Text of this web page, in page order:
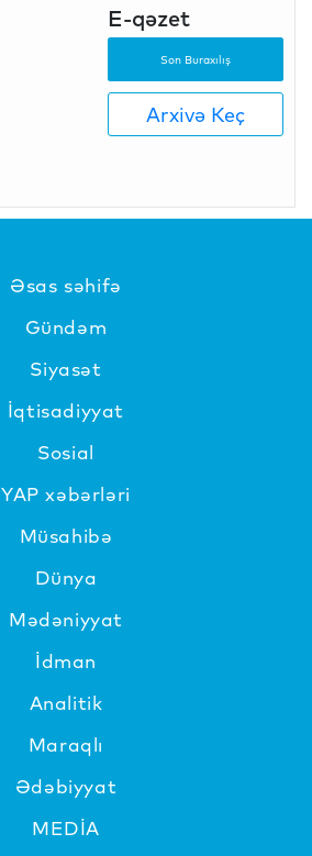
E-qəzet
Son Buraxılış
Arxivə Keç
Əsas səhifə
Gündəm
Siyasət
İqtisadiyyat
Sosial
YAP xəbərləri
Müsahibə
Dünya
Mədəniyyat
İdman
Analitik
Maraqlı
Ədəbiyyat
MEDİA